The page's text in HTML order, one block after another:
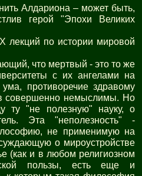
Алдариона – может быть,
герой "Эпохи Великих
лекций по истории мировой
что мертвый - это то же
с их ангелами на
противоречие здравому
совершенно немыслимы. Но
ту "не полезную" науку, о
Эта "неполезность" -
не применимую на
о мироустройстве
(как и в любом религиозном
пользы, есть еще и